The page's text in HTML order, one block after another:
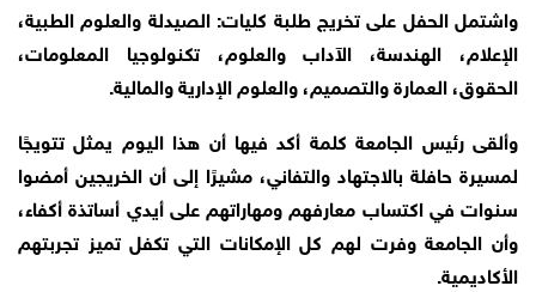
واشتمل الحفل على تخريج طلبة كليات: الصيدلة والعلوم الطبية،
الإعلام، الهندسة، الآداب والعلوم، تكنولوجيا المعلومات،
الحقوق، العمارة والتصميم، والعلوم الإدارية والمالية.
وألقى رئيس الجامعة كلمة أكد فيها أن هذا اليوم يمثل تتويجًا
لمسيرة حافلة بالاجتهاد والتفاني، مشيرًا إلى أن الخريجين أمضوا
سنوات في اكتساب معارفهم ومهاراتهم على أيدي أساتذة أكفاء،
وأن الجامعة وفرت لهم كل الإمكانات التي تكفل تميز تجربتهم
الأكاديمية.